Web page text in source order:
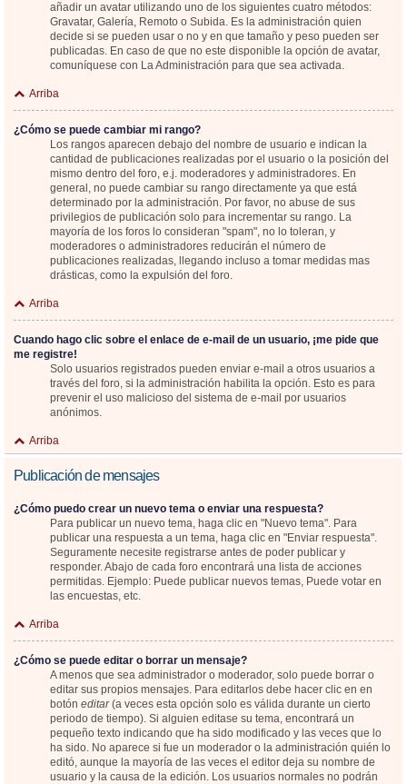
añadir un avatar utilizando uno de los siguientes cuatro métodos:
Gravatar, Galería, Remoto o Subida. Es la administración quien
decide si se pueden usar o no y en que tamaño y peso pueden ser
publicadas. En caso de que no este disponible la opción de avatar,
comuníquese con La Administración para que sea activada.
Arriba
¿Cómo se puede cambiar mi rango?
Los rangos aparecen debajo del nombre de usuario e indican la
cantidad de publicaciones realizadas por el usuario o la posición del
mismo dentro del foro, e.j. moderadores y administradores. En
general, no puede cambiar su rango directamente ya que está
determinado por la administración. Por favor, no abuse de sus
privilegios de publicación solo para incrementar su rango. La
mayoría de los foros lo consideran "spam", no lo toleran, y
moderadores o administradores reducirán el número de
publicaciones realizadas, llegando incluso a tomar medidas mas
drásticas, como la expulsión del foro.
Arriba
Cuando hago clic sobre el enlace de e-mail de un usuario, ¡me pide que
me registre!
Solo usuarios registrados pueden enviar e-mail a otros usuarios a
través del foro, si la administración habilita la opción. Esto es para
prevenir el uso malicioso del sistema de e-mail por usuarios
anónimos.
Arriba
Publicación de mensajes
¿Cómo puedo crear un nuevo tema o enviar una respuesta?
Para publicar un nuevo tema, haga clic en "Nuevo tema". Para
publicar una respuesta a un tema, haga clic en "Enviar respuesta".
Seguramente necesite registrarse antes de poder publicar y
responder. Abajo de cada foro encontrará una lista de acciones
permitidas. Ejemplo: Puede publicar nuevos temas, Puede votar en
las encuestas, etc.
Arriba
¿Cómo se puede editar o borrar un mensaje?
A menos que sea administrador o moderador, solo puede borrar o
editar sus propios mensajes. Para editarlos debe hacer clic en en
botón editar(a veces esta opción solo es válida durante un cierto
periodo de tiempo). Si alguien editase su tema, encontrará un
pequeño texto indicando que ha sido modificado y las veces que lo
ha sido. No aparece si fue un moderador o la administración quién lo
editó, aunque la mayoría de las veces el editor deja su nombre de
usuario y la causa de la edición. Los usuarios normales no podrán